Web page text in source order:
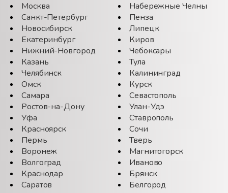
Москва
Санкт-Петербург
Новосибирск
Екатеринбург
Нижний-Новгород
Казань
Челябинск
Омск
Самара
Ростов-на-Дону
Уфа
Красноярск
Пермь
Воронеж
Волгоград
Краснодар
Саратов
Набережные Челны
Пенза
Липецк
Киров
Чебоксары
Тула
Калининград
Курск
Севастополь
Улан-Удэ
Ставрополь
Сочи
Тверь
Магнитогорск
Иваново
Брянск
Белгород